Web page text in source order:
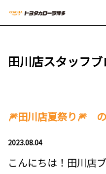
田川店スタッフ
🎆田川店夏祭り🎆
2023.08.04
こんにちは！田川店ブ